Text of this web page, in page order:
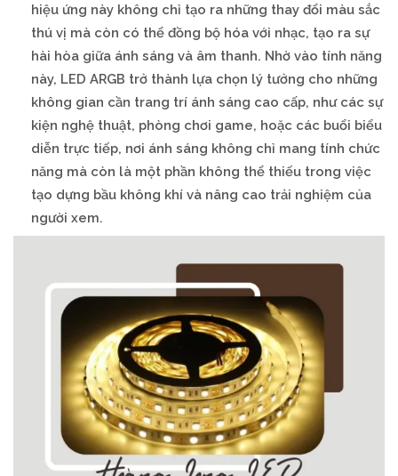
hiệu ứng này không chỉ tạo ra những thay đổi màu sắc
thú vị mà còn có thể đồng bộ hóa với nhạc, tạo ra sự
hài hòa giữa ánh sáng và âm thanh. Nhờ vào tính năng
này, LED ARGB trở thành lựa chọn lý tưởng cho những
không gian cần trang trí ánh sáng cao cấp, như các sự
kiện nghệ thuật, phòng chơi game, hoặc các buổi biểu
diễn trực tiếp, nơi ánh sáng không chỉ mang tính chức
năng mà còn là một phần không thể thiếu trong việc
tạo dựng bầu không khí và nâng cao trải nghiệm của
người xem.